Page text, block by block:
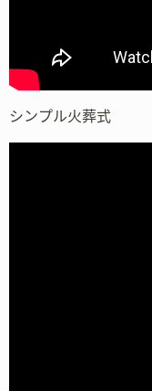
シンプル火葬式